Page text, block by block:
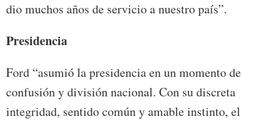
dio muchos años de servicio a nuestro país”.
Presidencia
Ford “asumió la presidencia en un momento de
confusión y división nacional. Con su discreta
integridad, sentido común y amable instinto, el